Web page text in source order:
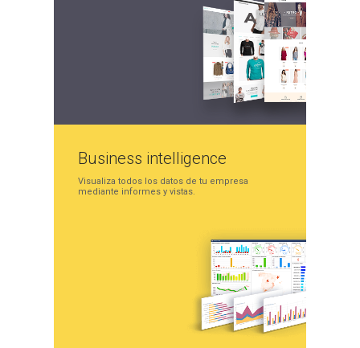
Business intelligence
Visualiza todos los datos de tu empresa
mediante informes y vistas.